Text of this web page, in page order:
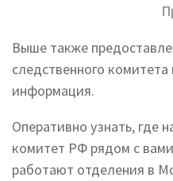
Выше также
следственного комитета
информация.
Оперативно узнать, где
комитет РФ рядом с
работают отделения в